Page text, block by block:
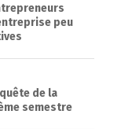
peu
de la
semestre